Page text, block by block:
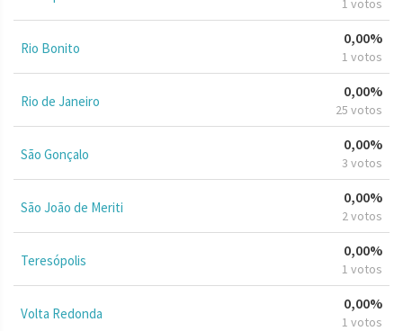
Rio Bonito
0,00%
1 votos
Rio de Janeiro
0,00%
25 votos
São Gonçalo
0,00%
3 votos
São João de Meriti
0,00%
2 votos
Teresópolis
0,00%
1 votos
Volta Redonda
0,00%
1 votos